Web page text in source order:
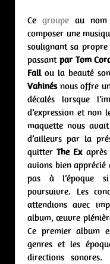
Cegroupe au
composer une
soulignant sa
passant par Tom
Fallou la beauté
Vahinésnous offre
décalés lorsque
d’expression et non
maquette nous
d’ailleurs par la
quitterThe Exaprès
avions bien apprécié
pas à l’époque
poursuivre. Les
attendions avec
album, œuvre
Ce premier album
genres et les
directions